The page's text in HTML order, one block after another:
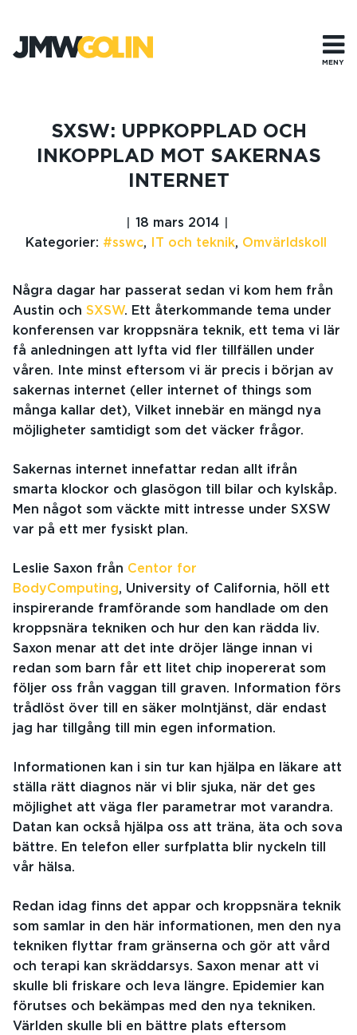
innehåll
MENY
SXSW: UPPKOPPLAD OCH
INKOPPLAD MOT SAKERNAS
INTERNET
18 mars 2014
Kategorier: #sswc, IT och teknik, Omvärldskoll
Några dagar har passerat sedan vi kom hem från
Austin och SXSW. Ett återkommande tema under
konferensen var kroppsnära teknik, ett tema vi lär
få anledningen att lyfta vid fler tillfällen under
våren. Inte minst eftersom vi är precis i början av
sakernas internet (eller internet of things som
många kallar det), Vilket innebär en mängd nya
möjligheter samtidigt som det väcker frågor.
Sakernas internet innefattar redan allt ifrån
smarta klockor och glasögon till bilar och kylskåp.
Men något som väckte mitt intresse under SXSW
var på ett mer fysiskt plan.
Leslie Saxon från Centor for
BodyComputing, University of California, höll ett
inspirerande framförande som handlade om den
kroppsnära tekniken och hur den kan rädda liv.
Saxon menar att det inte dröjer länge innan vi
redan som barn får ett litet chip inopererat som
följer oss från vaggan till graven. Information förs
trådlöst över till en säker molntjänst, där endast
jag har tillgång till min egen information.
Informationen kan i sin tur kan hjälpa en läkare att
ställa rätt diagnos när vi blir sjuka, när det ges
möjlighet att väga fler parametrar mot varandra.
Datan kan också hjälpa oss att träna, äta och sova
bättre. En telefon eller surfplatta blir nyckeln till
vår hälsa.
Redan idag finns det appar och kroppsnära teknik
som samlar in den här informationen, men den nya
tekniken flyttar fram gränserna och gör att vård
och terapi kan skräddarsys. Saxon menar att vi
skulle bli friskare och leva längre. Epidemier kan
förutses och bekämpas med den nya tekniken.
Världen skulle bli en bättre plats eftersom